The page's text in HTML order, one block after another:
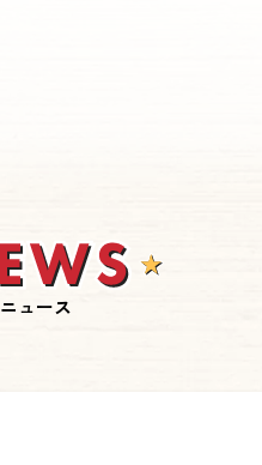
한국어
ニュース